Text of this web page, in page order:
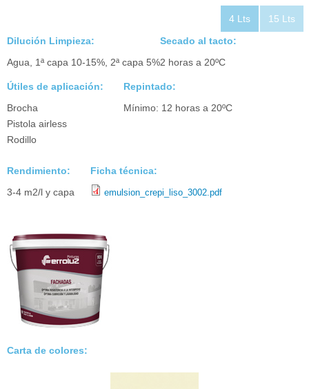
15 Lts
4 Lts
Dilución Limpieza:
Agua, 1ª capa 10-15%, 2ª capa 5%
Secado al tacto:
2 horas a 20ºC
Útiles de aplicación:
Brocha
Pistola airless
Rodillo
Repintado:
Mínimo: 12 horas a 20ºC
Rendimiento:
3-4 m2/l y capa
Ficha técnica:
emulsion_crepi_liso_3002.pdf
Carta de colores: